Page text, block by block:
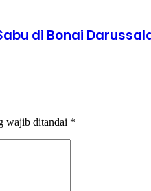
di Bonai
wajib ditandai *